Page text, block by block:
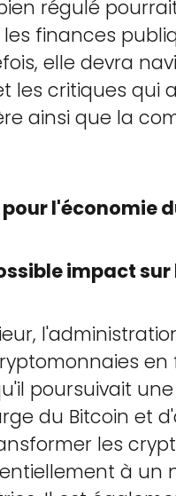
régulé
finances
elle devra
les critiques qui
ainsi que la
l'économie
impact
en
poursuivait
du Bitcoin et
les
à un